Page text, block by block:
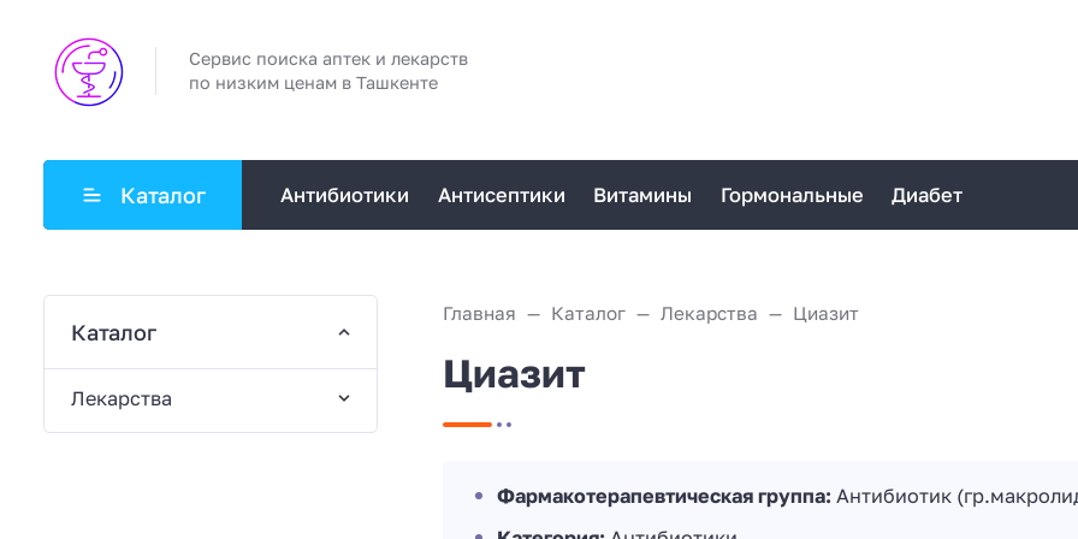
Сервис поиска аптек и лекарств
по низким ценам в Ташкенте
Каталог Антибиотики Антисептики Витамины Гормональные Диабет
Главная Каталог Лекарства Циазит
Циазит
Фармакотерапевтическая группа: Антибиотик
Каталог
Лекарства